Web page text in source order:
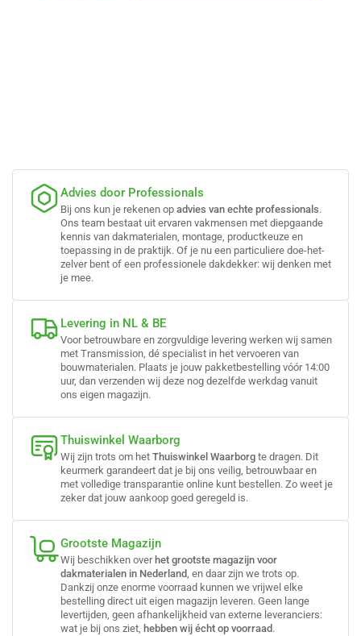
Advies door Professionals
Bij ons kun je rekenen op advies van echte professionals.
Ons team bestaat uit ervaren vakmensen met diepgaande
kennis van dakmaterialen, montage, productkeuze en
toepassing in de praktijk. Of je nu een particuliere doe-het-
zelver bent of een professionele dakdekker: wij denken met
je mee.
Levering in NL & BE
Voor betrouwbare en zorgvuldige levering werken wij samen
met Transmission, dé specialist in het vervoeren van
bouwmaterialen. Plaats je jouw pakketbestelling vóór 14:00
uur, dan verzenden wij deze nog dezelfde werkdag vanuit
ons eigen magazijn.
Thuiswinkel Waarborg
Wij zijn trots om het Thuiswinkel Waarborg te dragen. Dit
keurmerk garandeert dat je bij ons veilig, betrouwbaar en
met volledige transparantie online kunt bestellen. Zo weet je
zeker dat jouw aankoop goed geregeld is.
Grootste Magazijn
Wij beschikken over het grootste magazijn voor
dakmaterialen in Nederland, en daar zijn we trots op.
Dankzij onze enorme voorraad kunnen we vrijwel elke
bestelling direct uit eigen magazijn leveren. Geen lange
levertijden, geen afhankelijkheid van externe leveranciers:
wat je bij ons ziet, hebben wij écht op voorraad .